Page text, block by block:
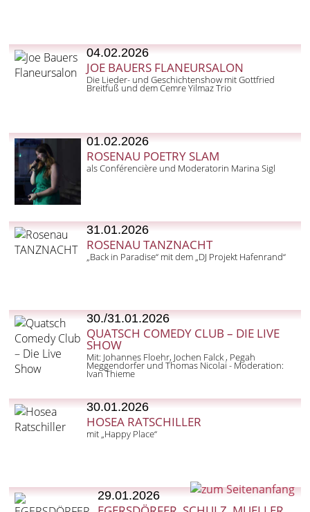
04.02.2026
JOE BAUERS FLANEURSALON
Die Lieder- und Geschichtenshow mit Gottfried
Breitfuß und dem Cemre Yilmaz Trio
01.02.2026
ROSENAU POETRY SLAM
als Conférencière und Moderatorin Marina Sigl
31.01.2026
ROSENAU TANZNACHT
„Back in Paradise“ mit dem „DJ Projekt Hafenrand“
30./31.01.2026
QUATSCH COMEDY CLUB – DIE LIVE
SHOW
Mit: Johannes Floehr, Jochen Falck , Pegah
Meggendorfer und Thomas Nicolai - Moderation:
Ivan Thieme
30.01.2026
HOSEA RATSCHILLER
mit „Happy Place“
29.01.2026